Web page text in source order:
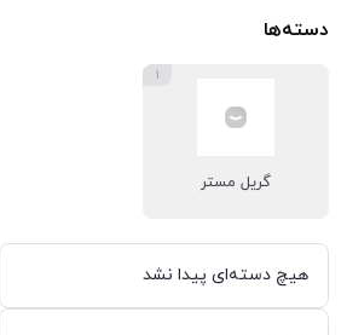
دسته‌ها
گریل مستر
1
هیچ دسته‌ای پیدا نشد